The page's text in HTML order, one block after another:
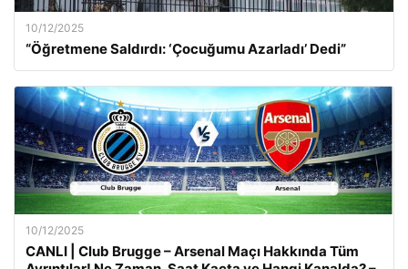
10/12/2025
“Öğretmene Saldırdı: ‘Çocuğumu Azarladı’ Dedi”
10/12/2025
CANLI | Club Brugge – Arsenal Maçı Hakkında Tüm